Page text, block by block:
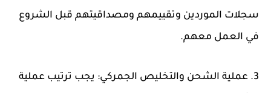
سجلات الموردين وتقييمهم ومصداقيتهم قبل الشروع
في العمل معهم.
3. عملية الشحن والتخليص الجمركي: يجب ترتيب عملية